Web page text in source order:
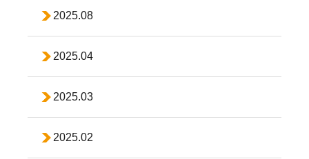
2025.08
2025.04
2025.03
2025.02